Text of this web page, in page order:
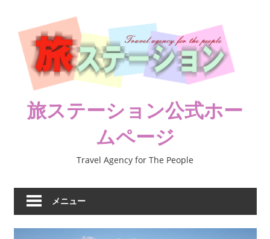
旅ステーション公式ホー
ムページ
Travel Agency for The People
メニュー